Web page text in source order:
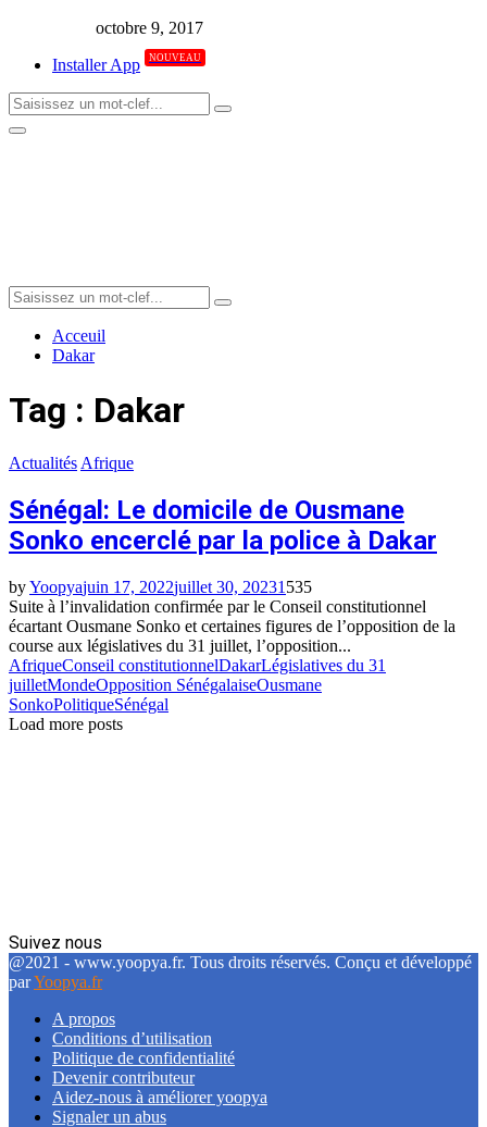
octobre 9, 2017
Installer App
NOUVEAU
Search
for:
Search
Primary
Search
for:
Search
Acceuil
Dakar
Tag : Dakar
Actualités Afrique
Sénégal: Le domicile de Ousmane
Sonko encerclé par la police à Dakar
byYoopyajuin 17, 2022juillet 30, 20231 535
Suite à l’invalidation confirmée par le Conseil constitutionnel
écartant Ousmane Sonko et certaines figures de l’opposition de la
course aux législatives du 31 juillet, l’opposition...
AfriqueConseil constitutionnelDakarLégislatives du 31
juilletMondeOpposition SénégalaiseOusmane
SonkoPolitiqueSénégal
Load more posts
Suivez nous
Facebook
Twitter
Linkedin
@2021 - www.yoopya.fr. Tous droits réservés. Conçu et développé
parYoopya.fr
A propos
Conditions d’utilisation
Politique de confidentialité
Devenir contributeur
Aidez-nous à améliorer yoopya
Signaler un abus